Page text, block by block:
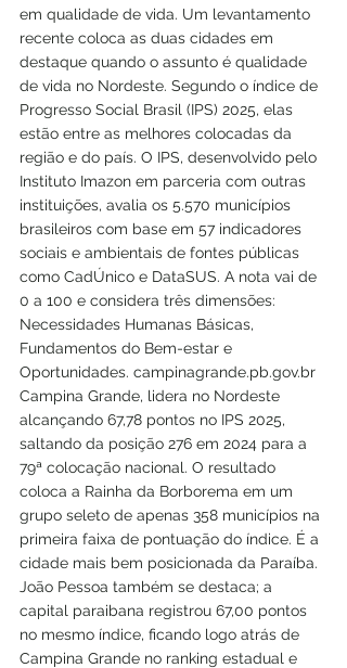
em qualidade de vida. Um levantamento
recente coloca as duas cidades em
destaque quando o assunto é qualidade
de vida no Nordeste. Segundo o índice de
Progresso Social Brasil (IPS) 2025, elas
estão entre as melhores colocadas da
região e do país. O IPS, desenvolvido pelo
Instituto Imazon em parceria com outras
instituições, avalia os 5.570 municípios
brasileiros com base em 57 indicadores
sociais e ambientais de fontes públicas
como CadÚnico e DataSUS. A nota vai de
0 a 100 e considera três dimensões:
Necessidades Humanas Básicas,
Fundamentos do Bem-estar e
Oportunidades. campinagrande.pb.gov.br
Campina Grande, lidera no Nordeste
alcançando 67,78 pontos no IPS 2025,
saltando da posição 276 em 2024 para a
79ª colocação nacional. O resultado
coloca a Rainha da Borborema em um
grupo seleto de apenas 358 municípios na
primeira faixa de pontuação do índice. É a
cidade mais bem posicionada da Paraíba.
João Pessoa também se destaca; a
capital paraibana registrou 67,00 pontos
no mesmo índice, ficando logo atrás de
Campina Grande no ranking estadual e